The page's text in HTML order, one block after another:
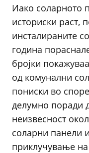
Иако соларното
историски раст,
инсталираните
година
бројки
од комунални
пониски во
делумно поради
неизвесност
соларни панели
приклучување